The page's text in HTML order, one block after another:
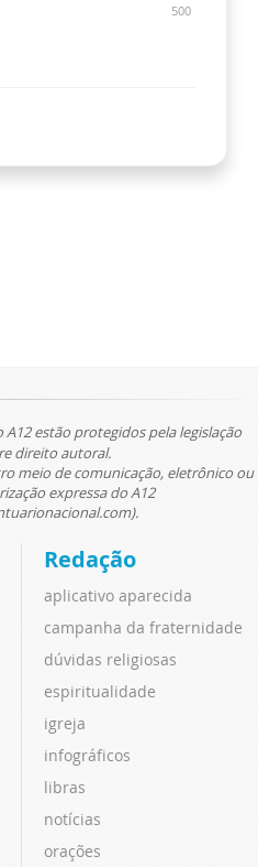
500
estão protegidos pela legislação
direito autoral.
meio de comunicação, eletrônico ou
expressa do A12
Redação
aplicativo aparecida
campanha da fraternidade
dúvidas religiosas
espiritualidade
igreja
infográficos
libras
notícias
orações